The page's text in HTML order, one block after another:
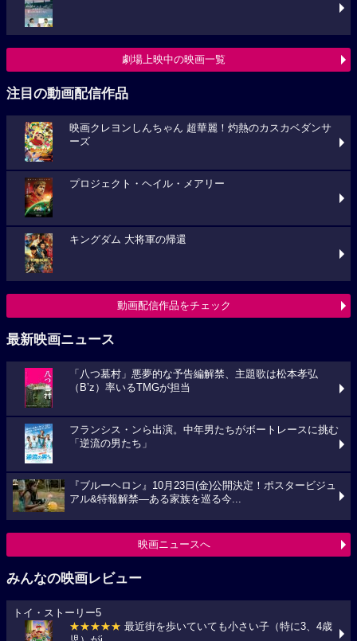
劇場上映中の映画一覧
注目の動画配信作品
映画クレヨンしんちゃん 超華麗！灼熱のカスカベダンサ
ーズ
プロジェクト・ヘイル・メアリー
キングダム 大将軍の帰還
動画配信作品をチェック
最新映画ニュース
「八つ墓村」悪夢的な予告編解禁、主題歌は松本孝弘
（B’z）率いるTMGが担当
フランシス・ンら出演。中年男たちがボートレースに挑む
「逆流の男たち」
『ブルーヘロン』10月23日(金)公開決定！ポスタービジュ
アル&特報解禁―ある家族を巡る今...
映画ニュースへ
みんなの映画レビュー
トイ・ストーリー5
★★★★★ 最近街を歩いていても小さい子（特に3、4歳